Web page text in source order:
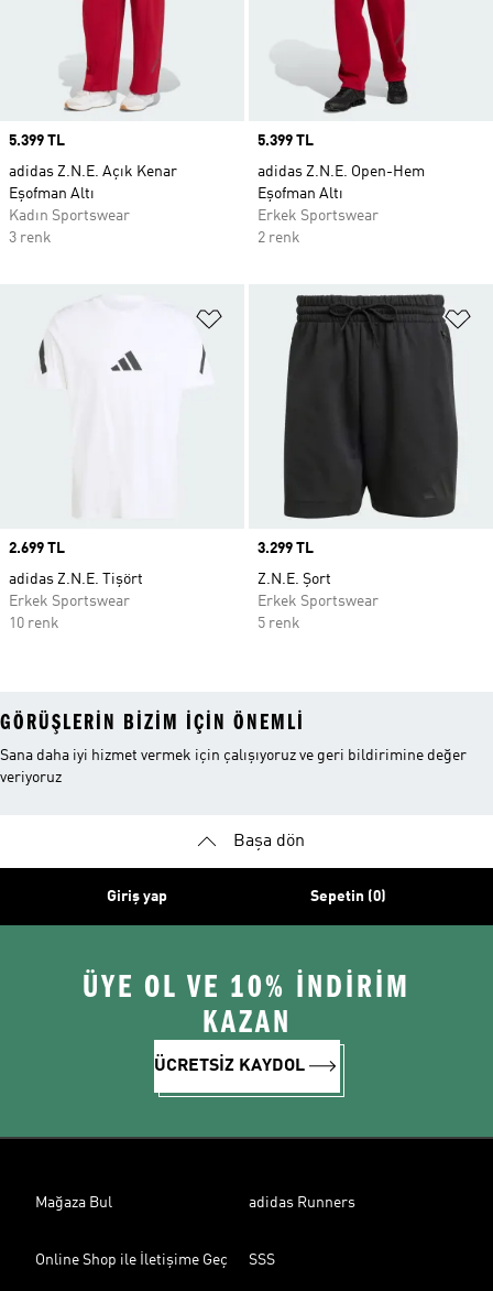
Price
5.399 TL
adidas Z.N.E. Açık Kenar
Eşofman Altı
Kadın Sportswear
3 renk
Price
5.399 TL
adidas Z.N.E. Open-Hem
Eşofman Altı
Erkek Sportswear
2 renk
Favori Listesine Ekle
Price
2.699 TL
adidas Z.N.E. Tişört
Erkek Sportswear
10 renk
Price
3.299 TL
Z.N.E. Şort
Erkek Sportswear
5 renk
GÖRÜŞLERIN BIZIM IÇIN ÖNEMLI
Sana daha iyi hizmet vermek için çalışıyoruz ve geri bildirimine değer
veriyoruz
Başa dön
Giriş yap Sepetin (0)
ÜYE OL VE 10% İNDİRİM
KAZAN
ÜCRETSİZ KAYDOL
Mağaza Bul adidas Runners
Online Shop ile İletişime Geç SSS